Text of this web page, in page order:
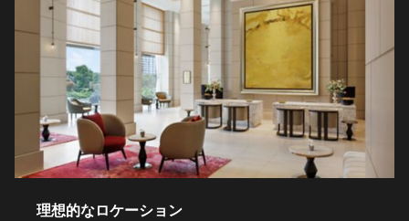
理想的なロケーション